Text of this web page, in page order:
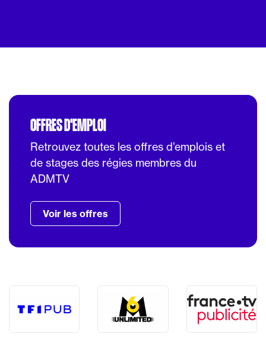
OFFRES D'EMPLOI
Retrouvez toutes les offres d’emplois et
de stages des régies membres du
ADMTV
Voir les offres